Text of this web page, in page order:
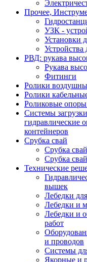
Прочее,
УЗК -
Установки
Устройства
РВД: рукава
Рукава
Фитинги
Ролики
Ролики
Роликовые
Системы
гидравлические
контейнеров
Срубка свай
Срубка
Срубка
Технические
вышек
Лебедки
Лебедки и
Лебедки и
работ
и проводов
Системы
Якорные и